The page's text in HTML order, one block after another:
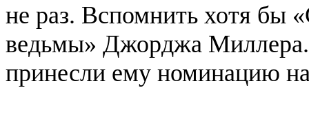
не раз. Вспомнить хотя бы
ведьмы» Джорджа
принесли ему номинацию